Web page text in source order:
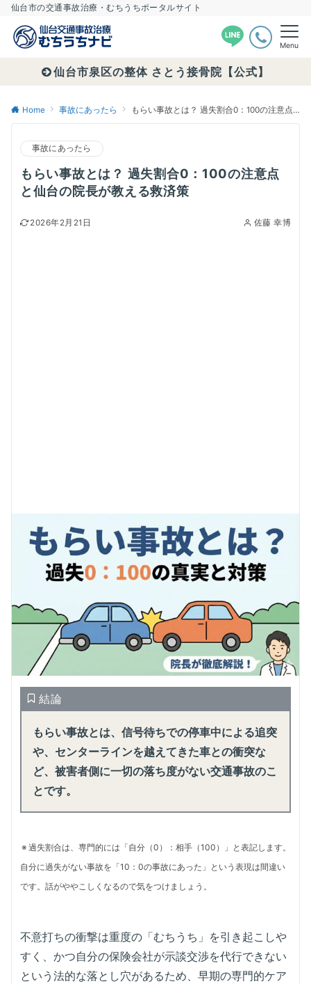
仙台市の交通事故治療・むちうちポータルサイト
Menu
仙台市泉区の整体 さとう接骨院【公式】
Home 事故にあったら もらい事故とは？ 過失割合0：100の注意点と仙台の院長が教える救済策
事故にあったら
もらい事故とは？ 過失割合0：100の注意点
と仙台の院長が教える救済策
2026年2月21日 佐藤 幸博
結論
もらい事故とは、信号待ちでの停車中による追突
や、センターラインを越えてきた車との衝突な
ど、被害者側に一切の落ち度がない交通事故のこ
とです。
過失割合は、専門的には「自分（0）：相手（100）」と表記します。
自分に過失がない事故を「10：0の事故にあった」という表現は間違い
です。話がややこしくなるので気をつけましょう。
不意打ちの衝撃は重度の「むちうち」を引き起こしや
すく、かつ自分の保険会社が示談交渉を代行できない
という法的な落とし穴があるため、早期の専門的ケア